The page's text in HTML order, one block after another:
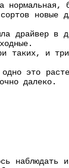
новые
драйвер в
таких, и
это
далеко.
наблюдать